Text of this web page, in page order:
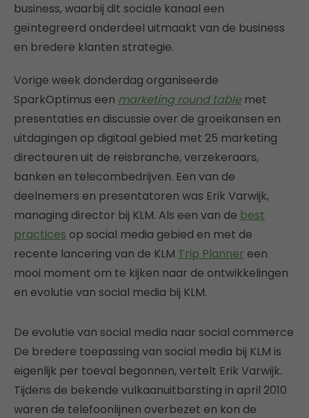
business, waarbij dit sociale kanaal een
geïntegreerd onderdeel uitmaakt van de business
en bredere klanten strategie.
Vorige week donderdag organiseerde
SparkOptimus een marketing round tablemet
presentaties en discussie over de groeikansen en
uitdagingen op digitaal gebied met 25 marketing
directeuren uit de reisbranche, verzekeraars,
banken en telecombedrijven. Een van de
deelnemers en presentatoren was Erik Varwijk,
managing director bij KLM. Als een van de best
practices op social media gebied en met de
recente lancering van de KLM Trip Planner een
mooi moment om te kijken naar de ontwikkelingen
en evolutie van social media bij KLM.
De evolutie van social media naar social commerce
De bredere toepassing van social media bij KLM is
eigenlijk per toeval begonnen, vertelt Erik Varwijk.
Tijdens de bekende vulkaanuitbarsting in april 2010
waren de telefoonlijnen overbezet en kon de